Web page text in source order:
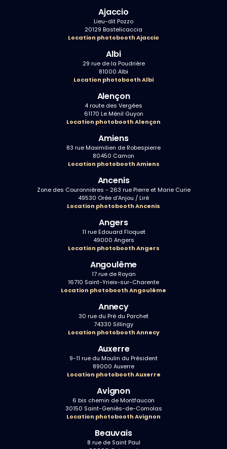
Ajaccio
Lieu-dit Pozzo
20129 Bastelicaccia
Location photobooth Ajaccio
Albi
29 rue de la Poudrière
81000 Albi
Location photobooth Albi
Alençon
4 route des Vergées
61170 Le Ménil Guyon
Location photobooth Alençon
Amiens
83 rue Maximilien de Robespierre
80450 Camon
Location photobooth Amiens
Ancenis
Zone des Couronnières - 263 rue Pierre et Marie Curie
49530 Orée d'Anjou / Liré
Location photobooth Ancenis
Angers
11 rue Edouard Floquet
49000 Angers
Location photobooth Angers
Angoulême
17 rue de Royan
16710 Saint-Yrieix-sur-Charente
Location photobooth Angoulême
Annecy
30 rue du Pré du Parchet
74330 Sillingy
Location photobooth Annecy
Auxerre
9-11 rue du Moulin du Président
89000 Auxerre
Location photobooth Auxerre
Avignon
6 bis chemin de Montfaucon
30150 Saint-Geniès-de-Comolas
Location photobooth Avignon
Beauvais
8 rue de Saint Paul